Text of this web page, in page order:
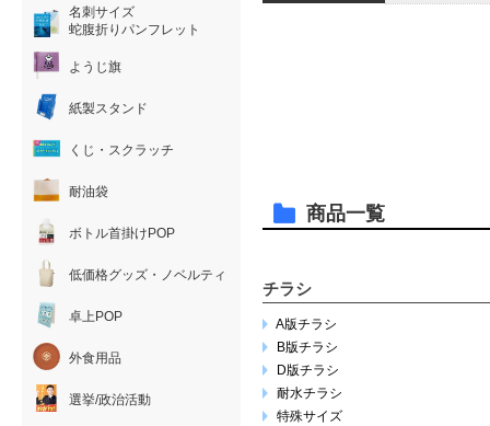
商品一覧
チラシ
A版チラシ
B版チラシ
D版チラシ
耐水チラシ
特殊サイズ
名刺サイズ
蛇腹折りパンフレット
ようじ旗
紙製スタンド
くじ・スクラッチ
耐油袋
ボトル首掛けPOP
低価格グッズ・ノベルティ
卓上POP
外食用品
選挙/政治活動